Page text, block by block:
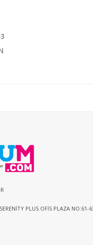
PLUS OFİS PLAZA